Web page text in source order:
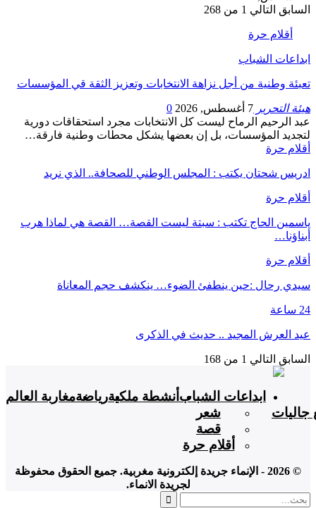
السابق التالي 1 من 268
أقلام حرة
ابداعات الشباب
تعبئة وطنية من أجل نزاهة الانتخابات وتعزيز الثقة قي المؤسسات
هيئة التحرير 7 أغسطس, 2026
0
عبد الرحيم الرماح ليست كل الانتخابات مجرد استحقاقات دورية
لتجديد المؤسسات، بل إن بعضها يشكل محطات وطنية فارقة…
أقلام حرة
ادريس شحتان يكتب : المجلس الوطني للصحافة.. الذي نريد
أقلام حرة
ياسمين الحاج تكتب : سبتة ليست القصة… القصة هي لماذا هرب
أبناؤنا…
أقلام حرة
سيدي رحال :حين ينطفئ الضوء… ينكشف حجم المعاناة
24 ساعة
عيد العرش المجيد .. حديث في الذكرى
السابق التالي 1 من 168
جاليات
ابداعات الشباب
شعر
قصة
أقلام حرة
أنشطة ملكيةرياضةمغاربة العالم
© 2026 - الإنماء جريدة إلكترونية مغربية. جميع الحقوق محفوظة
لجريدة الانماء.